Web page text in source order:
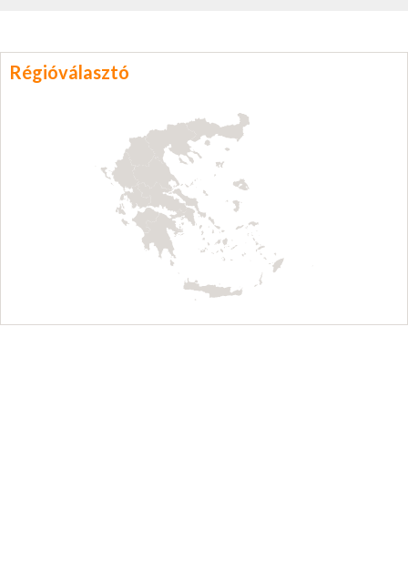
Régióválasztó